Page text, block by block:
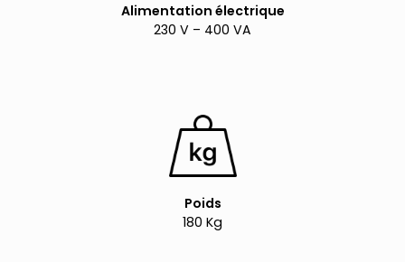
Alimentation électrique
230 V – 400 VA
Poids
180 Kg